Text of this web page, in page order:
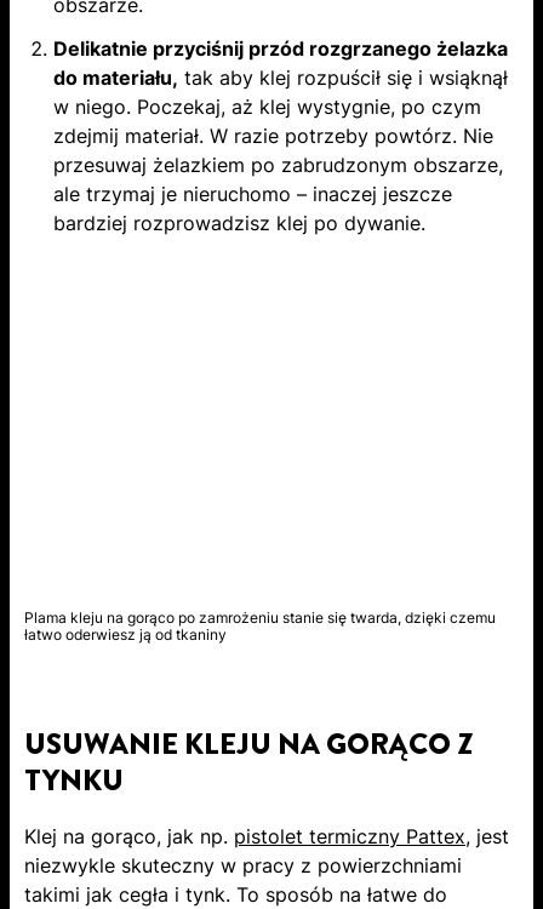
obszarze.
Delikatnie przyciśnij przód rozgrzanego żelazka
do materiału, tak aby klej rozpuścił się i wsiąknął
w niego. Poczekaj, aż klej wystygnie, po czym
zdejmij materiał. W razie potrzeby powtórz. Nie
przesuwaj żelazkiem po zabrudzonym obszarze,
ale trzymaj je nieruchomo – inaczej jeszcze
bardziej rozprowadzisz klej po dywanie.
Plama kleju na gorąco po zamrożeniu stanie się twarda, dzięki czemu
łatwo oderwiesz ją od tkaniny
USUWANIE KLEJU NA GORĄCO Z
TYNKU
Klej na gorąco, jak np. pistolet termiczny Pattex, jest
niezwykle skuteczny w pracy z powierzchniami
takimi jak cegła i tynk. To sposób na łatwe do